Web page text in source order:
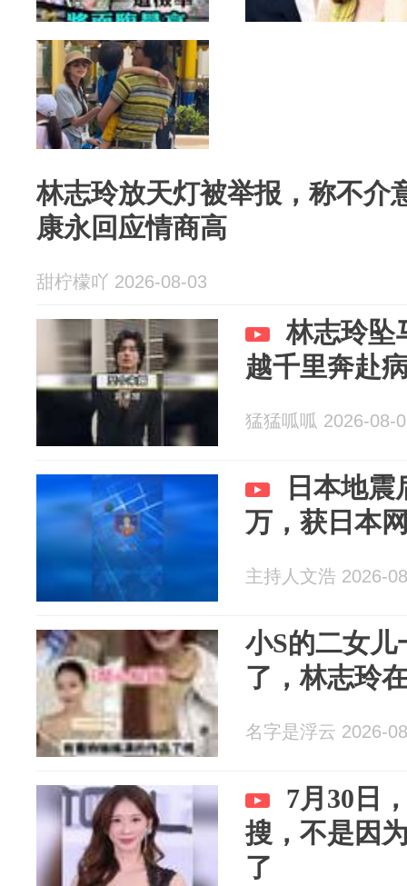
林志玲放天灯被举报，称不介
康永回应情商高
甜柠檬吖 2026-08-03
林志玲坠
越千里奔赴
猛猛呱呱 2026-08-
日本地震
万，获日本
主持人文浩 2026-
小S的二女
了，林志玲
名字是浮云 2026-
7月30日
搜，不是因
了